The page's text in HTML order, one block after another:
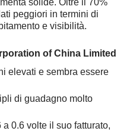
solide. Oltre il 70%
peggiori in termini di
e visibilità.
of China Limited
elevati e sembra essere
di guadagno molto
a 0.6 volte il suo fatturato,